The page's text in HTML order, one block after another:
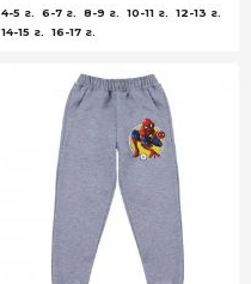
4-5 г. 6-7 г. 8-9 г. 10-11 г.
12-13 г.
14-15 г.
16-17 г.